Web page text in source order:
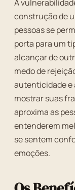
A
construção de
pessoas se
porta para um
alcançar de
medo de
autenticidade e
mostrar suas
aproxima as
entenderem
se sentem
emoções.